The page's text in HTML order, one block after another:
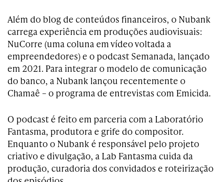
Além do blog de conteúdos financeiros, o Nubank
carrega experiência em produções audiovisuais:
NuCorre (uma coluna em vídeo voltada a
empreendedores) e o podcast Semanada, lançado
em 2021. Para integrar o modelo de comunicação
do banco, a Nubank lançou recentemente o
Chamaê – o programa de entrevistas com Emicida.
O podcast é feito em parceria com a Laboratório
Fantasma, produtora e grife do compositor.
Enquanto o Nubank é responsável pelo projeto
criativo e divulgação, a Lab Fantasma cuida da
produção, curadoria dos convidados e roteirização